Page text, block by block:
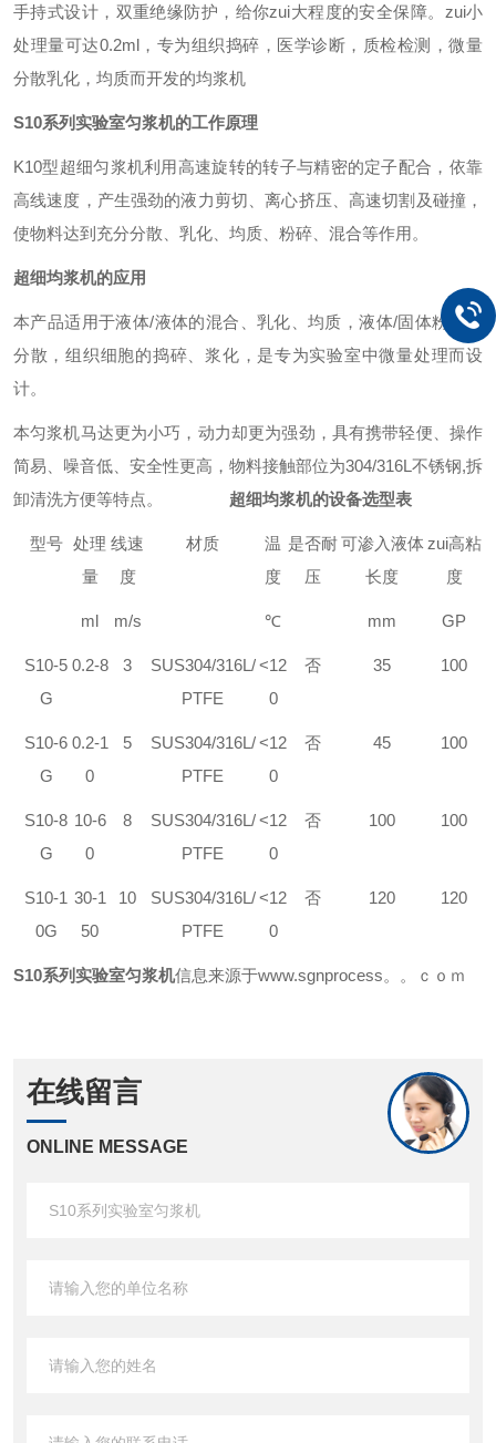
手持式设计，双重绝缘防护，给你zui大程度的安全保障。zui小
处理量可达0.2ml，专为组织捣碎，医学诊断，质检检测，微量
分散乳化，均质而开发的均浆机
S10系列实验室匀浆机的工作原理
K10型超细匀浆机利用高速旋转的转子与精密的定子配合，依靠
高线速度，产生强劲的液力剪切、离心挤压、高速切割及碰撞，
使物料达到充分分散、乳化、均质、粉碎、混合等作用。
超细均浆机的应用
本产品适用于液体/液体的混合、乳化、均质，液体/固体粉末的
分散，组织细胞的捣碎、浆化，是专为实验室中微量处理而设
计。
本匀浆机马达更为小巧，动力却更为强劲，具有携带轻便、操作
简易、噪音低、安全性更高，物料接触部位为304/316L不锈钢,拆
卸清洗方便等特点。
超细均浆机的设备选型表
型号 处理
量
ml
线速
度
m/s
材质
温
度
℃
是否耐
压
可渗入液体
长度
mm
zui高粘
度
GP
S10-5
G
0.2-8 3
SUS304/316L/
PTFE
<12
0
否 35 100
S10-6
G
0.2-1
0
5
SUS304/316L/
PTFE
<12
0
否 45 100
S10-8
G
10-6
0
8
SUS304/316L/
PTFE
<12
0
否 100 100
S10-1
0G
30-1
50
10
SUS304/316L/
PTFE
<12
0
否 120 120
S10系列实验室匀浆机信息来源于www.sgnprocess。。ｃｏｍ
在线留言
ONLINE MESSAGE